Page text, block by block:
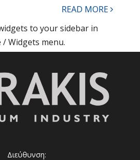
READ MORE
to your sidebar in
/ Widgets menu.
Διεύθυνση: